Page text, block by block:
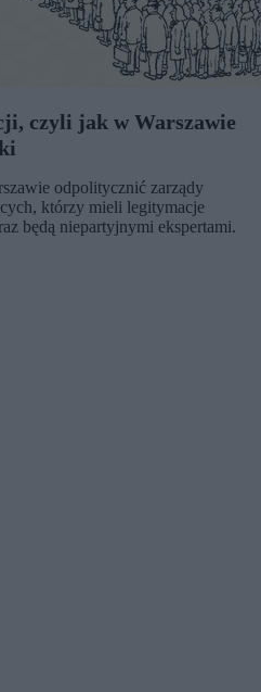
czyli jak w Warszawie
odpolitycznić zarządy
którzy mieli legitymacje
będą niepartyjnymi ekspertami.